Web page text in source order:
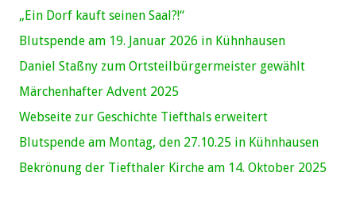
„Ein Dorf kauft seinen Saal?!“
Blutspende am 19. Januar 2026 in Kühnhausen
Daniel Staßny zum Ortsteilbürgermeister gewählt
Märchenhafter Advent 2025
Webseite zur Geschichte Tiefthals erweitert
Blutspende am Montag, den 27.10.25 in Kühnhausen
Bekrönung der Tiefthaler Kirche am 14. Oktober 2025